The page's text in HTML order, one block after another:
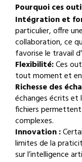
Pourquoi ces
Intégration et
particulier, offre
collaboration, ce
favorise le travail
Flexibilité:Ces
tout moment et
Richesse des
échanges écrits
fichiers
complexes.
Innovation :
limites de la
sur l’intelligence